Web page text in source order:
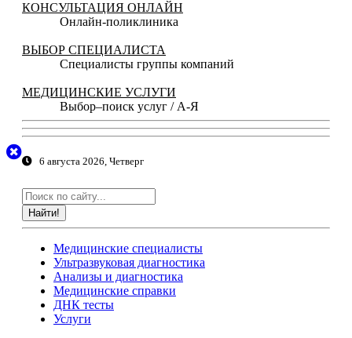
КОНСУЛЬТАЦИЯ ОНЛАЙН
Онлайн-поликлиника
ВЫБОР СПЕЦИАЛИСТА
Специалисты группы компаний
МЕДИЦИНСКИЕ УСЛУГИ
Выбор–поиск услуг / А-Я
6 августа 2026, Четверг
Найти!
Медицинские специалисты
Ультразвуковая диагностика
Анализы и диагностика
Медицинские справки
ДНК тесты
Услуги